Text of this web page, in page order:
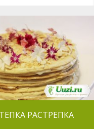
РАСТРЕПКА